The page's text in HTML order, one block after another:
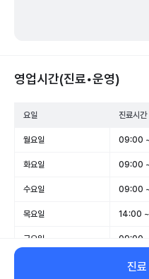
영업시간(진료•운영)
요일 진료시간
월요일 09:00
화요일 09:00
수요일 09:00
목요일 14:00
금요일 09:00
08:30
진료